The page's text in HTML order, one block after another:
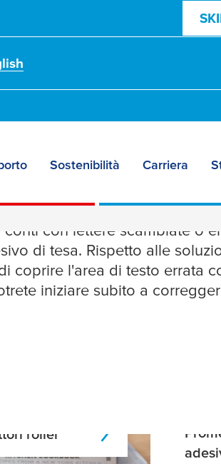
Sostenibilità Carriera
con lettere scambiate o
di tesa. Rispetto alle
coprire l'area di testo errata
iniziare subito a
roller